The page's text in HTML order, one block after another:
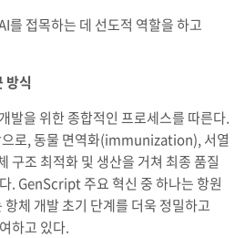
접목하는 데 선도적 역할을 하고
식
발을 위한 종합적인 프로세스를 따른다.
으로, 동물 면역화(immunization), 서열
구조 최적화 및 생산을 거쳐 최종 품질
. GenScript 주요 혁신 중 하나는 항원
체 개발 초기 단계를 더욱 정밀하고
하고 있다.